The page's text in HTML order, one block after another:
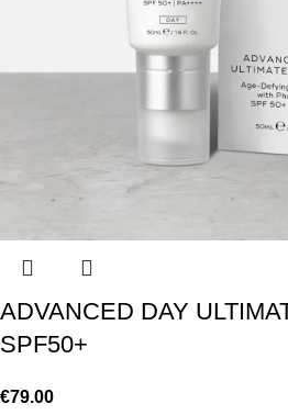
ADVANCED DAY
SPF50+
€79.00